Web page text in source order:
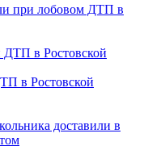
при лобовом ДТП в
в Ростовской